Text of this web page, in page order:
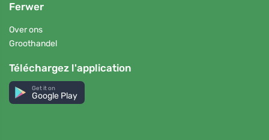
Ferwer
Over ons
Groothandel
Téléchargez l'application
Get it on
Google Play